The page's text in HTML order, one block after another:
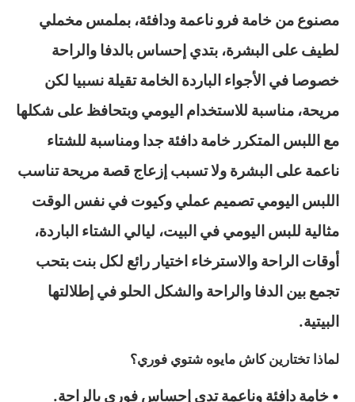
مصنوع من خامة فرو ناعمة ودافئة، بملمس مخملي
لطيف على البشرة، بتدي إحساس بالدفا والراحة
خصوصا في الأجواء الباردة الخامة تقيلة نسبيا لكن
مريحة، مناسبة للاستخدام اليومي وبتحافظ على شكلها
مع اللبس المتكرر خامة دافئة جدا ومناسبة للشتاء
ناعمة على البشرة ولا تسبب إزعاج قصة مريحة تناسب
اللبس اليومي تصميم عملي وكيوت في نفس الوقت
مثالية للبس اليومي في البيت، ليالي الشتاء الباردة،
أوقات الراحة والاسترخاء اختيار رائع لكل بنت بتحب
تجمع بين الدفا والراحة والشكل الحلو في إطلالتها
البيتية.
لماذا تختارين كاش مايوه شتوي فوري؟
• خامة دافئة وناعمة تدي إحساس فوري بالراحة.